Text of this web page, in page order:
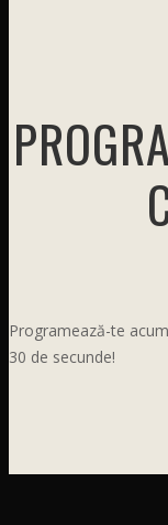
Programează-te
30 de secunde!